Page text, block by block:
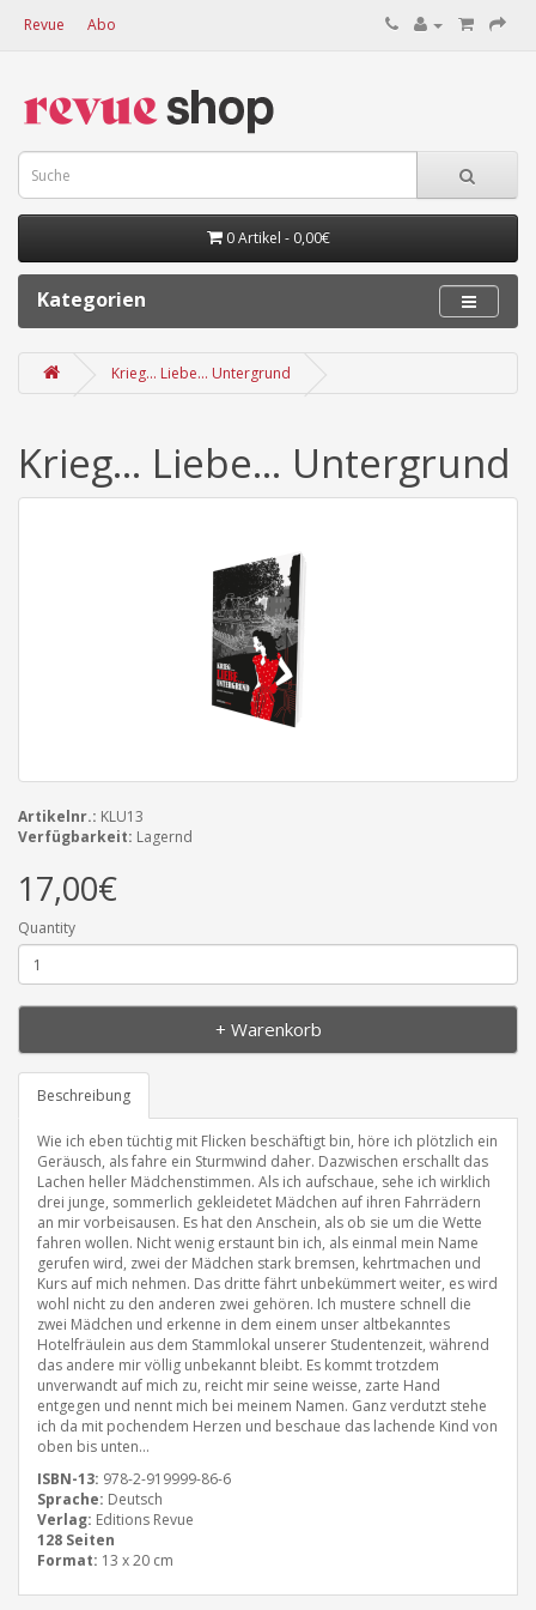
Revue Abo
0 Artikel - 0,00€
Kategorien
Krieg... Liebe... Untergrund
Krieg... Liebe... Untergrund
Artikelnr.: KLU13
Verfügbarkeit: Lagernd
17,00€
Quantity
+ Warenkorb
Beschreibung
Wie ich eben tüchtig mit Flicken beschäftigt bin, höre ich plötzlich ein
Geräusch, als fahre ein Sturmwind daher. Dazwischen erschallt das
Lachen heller Mädchenstimmen. Als ich aufschaue, sehe ich wirklich
drei junge, sommerlich gekleidetet Mädchen auf ihren Fahrrädern
an mir vorbeisausen. Es hat den Anschein, als ob sie um die Wette
fahren wollen. Nicht wenig erstaunt bin ich, als einmal mein Name
gerufen wird, zwei der Mädchen stark bremsen, kehrtmachen und
Kurs auf mich nehmen. Das dritte fährt unbekümmert weiter, es wird
wohl nicht zu den anderen zwei gehören. Ich mustere schnell die
zwei Mädchen und erkenne in dem einem unser altbekanntes
Hotelfräulein aus dem Stammlokal unserer Studentenzeit, während
das andere mir völlig unbekannt bleibt. Es kommt trotzdem
unverwandt auf mich zu, reicht mir seine weisse, zarte Hand
entgegen und nennt mich bei meinem Namen. Ganz verdutzt stehe
ich da mit pochendem Herzen und beschaue das lachende Kind von
oben bis unten...
ISBN-13: 978-2-919999-86-6
Sprache: Deutsch
Verlag: Editions Revue
128 Seiten
Format: 13 x 20 cm